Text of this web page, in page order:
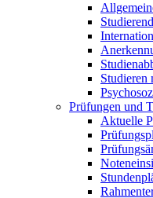
Studieren
Prüfungen und
Aktuelle